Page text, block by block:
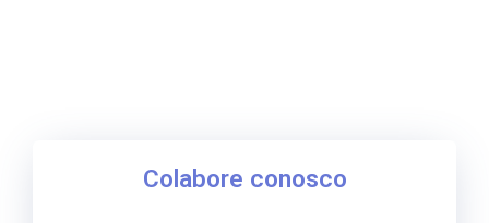
Colabore conosco